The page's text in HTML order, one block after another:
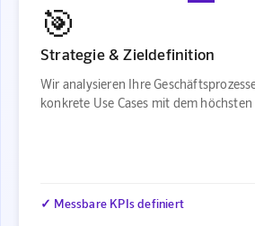
🎯
Strategie & Zieldefinition
Wir analysieren Ihre
konkrete Use Cases mit dem
✓ Messbare KPIs definiert